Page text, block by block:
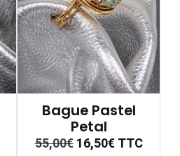
Bague Pastel
Petal
55,00€ 16,50€TTC